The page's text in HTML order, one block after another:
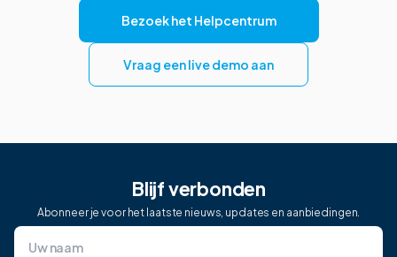
Bezoek het Helpcentrum
Vraag een live demo aan
Blijf verbonden
Abonneer je voor het laatste nieuws, updates en aanbiedingen.